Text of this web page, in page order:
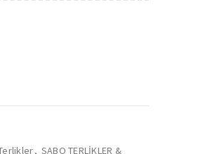
, SABO TERLİKLER &